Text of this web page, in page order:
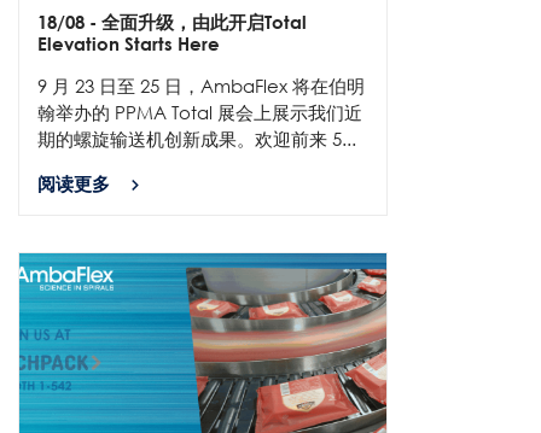
18/08 - 全面升级，由此开启Total
Elevation Starts Here
9 月 23 日至 25 日，AmbaFlex 将在伯明
翰举办的 PPMA Total 展会上展示我们近
期的螺旋输送机创新成果。欢迎前来 5...
阅读更多